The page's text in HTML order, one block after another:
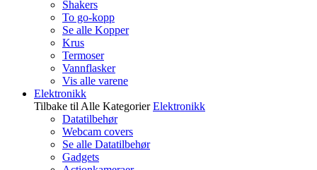
Shakers
To go-kopp
Se alle Kopper
Krus
Termoser
Vannflasker
Vis alle varene
Elektronikk
Tilbake til Alle Kategorier Elektronikk
Datatilbehør
Webcam covers
Se alle Datatilbehør
Gadgets